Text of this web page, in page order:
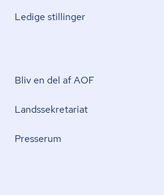
Ledige stillinger
Bliv en del af AOF
Lands­se­kre­ta­ri­at
Presserum